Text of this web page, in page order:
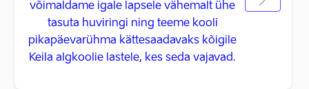
võimaldame igale lapsele vähemalt ühe
tasuta huviringi ning teeme kooli
pikapäevarühma kättesaadavaks kõigile
Keila algkoolie lastele, kes seda vajavad.